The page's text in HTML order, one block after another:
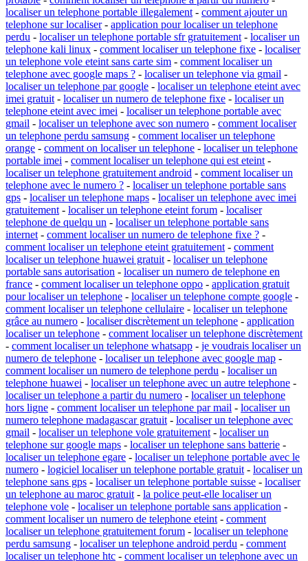
localiser un telephone portable illegalement - comment ajouter un
telephone sur localiser- application pour localiser un telephone
perdu - localiser un telephone portable sfr gratuitement - localiser un
telephone kali linux - comment localiser un telephone fixe - localiser
un telephone vole eteint sans carte sim - comment localiser un
telephone avec google maps ? - localiser un telephone via gmail -
localiser un telephone par google - localiser un telephone eteint avec
imei gratuit - localiser un numero de telephone fixe - localiser un
telephone eteint avec imei - localiser un telephone portable avec
gmail - localiser un telephone avec son numero - comment localiser
un telephone perdu samsung - comment localiser un telephone
orange - comment on localiser un telephone - localiser un telephone
portable imei - comment localiser un telephone qui est eteint -
localiser un telephone gratuitement android - comment localiser un
telephone avec le numero ? - localiser un telephone portable sans
gps - localiser un telephone maps - localiser un telephone avec imei
gratuitement - localiser un telephone eteint forum - localiser
telephone de quelqu un - localiser un telephone portable sans
internet - comment localiser un numero de telephone fixe ? -
comment localiser un telephone eteint gratuitement - comment
localiser un telephone huawei gratuit - localiser un telephone
portable sans autorisation - localiser un numero de telephone en
france - comment localiser un telephone oppo - application gratuit
pour localiser un telephone - localiser un telephone compte google -
comment localiser un telephone cellulaire - localiser un telephone
grâce au numero - localiser discrètement un telephone - application
localiser un telephone - comment localiser un telephone discrètement
- comment localiser un telephone whatsapp - je voudrais localiser un
numero de telephone - localiser un telephone avec google map -
comment localiser un numero de telephone perdu - localiser un
telephone huawei - localiser un telephone avec un autre telephone -
localiser un telephone a partir du numero - localiser un telephone
hors ligne - comment localiser un telephone par mail - localiser un
numero telephone madagascar gratuit - localiser un telephone avec
gmail - localiser un telephone vole gratuitement - localiser un
telephone sur google maps - localiser un telephone sans batterie -
localiser un telephone egare - localiser un telephone portable avec le
numero - logiciel localiser un telephone portable gratuit - localiser un
telephone sans gps - localiser un telephone portable suisse - localiser
un telephone au maroc gratuit - la police peut-elle localiser un
telephone vole - localiser un telephone portable sans application -
comment localiser un numero de telephone eteint - comment
localiser un telephone gratuitement forum - localiser un telephone
perdu samsung - localiser un telephone android perdu - comment
localiser un telephone htc - comment localiser un telephone avec un